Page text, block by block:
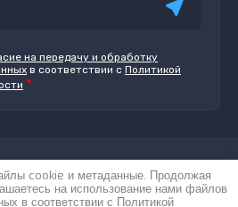
на передачу и обработку
в соответствии с Политикой
*
2022 - 2026
cookie и метаданные. Продолжая
на использование нами файлов
в соответствии с Политикой